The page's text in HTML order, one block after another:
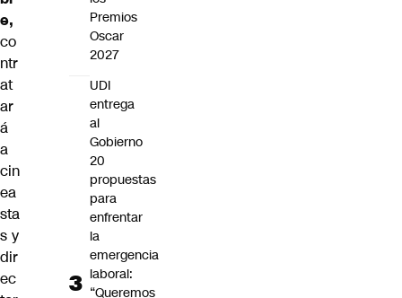
e,
co
ntr
at
ar
á
a
cin
ea
sta
s y
dir
ec
Premios
Oscar
2027
UDI
entrega
al
Gobierno
20
propuestas
para
enfrentar
la
emergencia
laboral:
“Queremos